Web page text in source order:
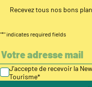
Recevez tous nos bons
"*" indicates required fields
J’accepte de recevoir la
Tourisme*